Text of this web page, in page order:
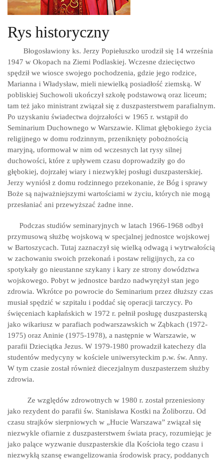
Rys historyczny
Błogosławiony ks. Jerzy Popiełuszko urodził się 14 września
1947 w Okopach na Ziemi Podlaskiej. Wczesne dziecięctwo
spędził we wiosce swojego pochodzenia, gdzie jego rodzice,
Marianna i Władysław, mieli niewielką posiadłość ziemską. W
pobliskiej Suchowoli ukończył szkołę podstawową oraz liceum;
tam też jako ministrant związał się z duszpasterstwem parafialnym.
Po uzyskaniu świadectwa dojrzałości w 1965 r. wstąpił do
Seminarium Duchownego w Warszawie. Klimat głębokiego życia
religijnego w domu rodzinnym, przeniknięty pobożnością
maryjną, uformował w nim od wczesnych lat rysy silnej
duchowości, które z upływem czasu doprowadziły go do
głębokiej, dojrzałej wiary i niezwykłej posługi duszpasterskiej.
Jerzy wyniósł z domu rodzinnego przekonanie, że Bóg i sprawy
Boże są najważniejszymi wartościami w życiu, których nie mogą
przesłaniać ani przewyższać żadne inne.
Podczas studiów seminaryjnych w latach 1966-1968 odbył
przymusową służbę wojskową w specjalnej jednostce wojskowej
w Bartoszycach. Tutaj zaznaczył się wielką odwagą i wytrwałością
w zachowaniu swoich przekonań i postaw religijnych, za co
spotykały go nieustanne szykany i kary ze strony dowództwa
wojskowego. Pobyt w jednostce bardzo nadwyrężył stan jego
zdrowia. Wkrótce po powrocie do Seminarium przez dłuższy czas
musiał spędzić w szpitalu i poddać się operacji tarczycy. Po
święceniach kapłańskich w 1972 r. pełnił posługę duszpasterską
jako wikariusz w parafiach podwarszawskich w Ząbkach (1972-
1975) oraz Aninie (1975-1978), a następnie w Warszawie, w
parafii Dzieciątka Jezus. W 1979-1980 prowadził katechezy dla
studentów medycyny w kościele uniwersyteckim p.w. św. Anny.
W tym czasie został również diecezjalnym duszpasterzem służby
zdrowia.
Ze względów zdrowotnych w 1980 r. został przeniesiony
jako rezydent do parafii św. Stanisława Kostki na Żoliborzu. Od
czasu strajków sierpniowych w „Hucie Warszawa” związał się
niezwykle ofiarnie z duszpasterstwem świata pracy, rozumiejąc je
jako palące wyzwanie duszpasterskie dla Kościoła tego czasu i
niezwykłą szansę ewangelizowania środowisk pracy, poddanych